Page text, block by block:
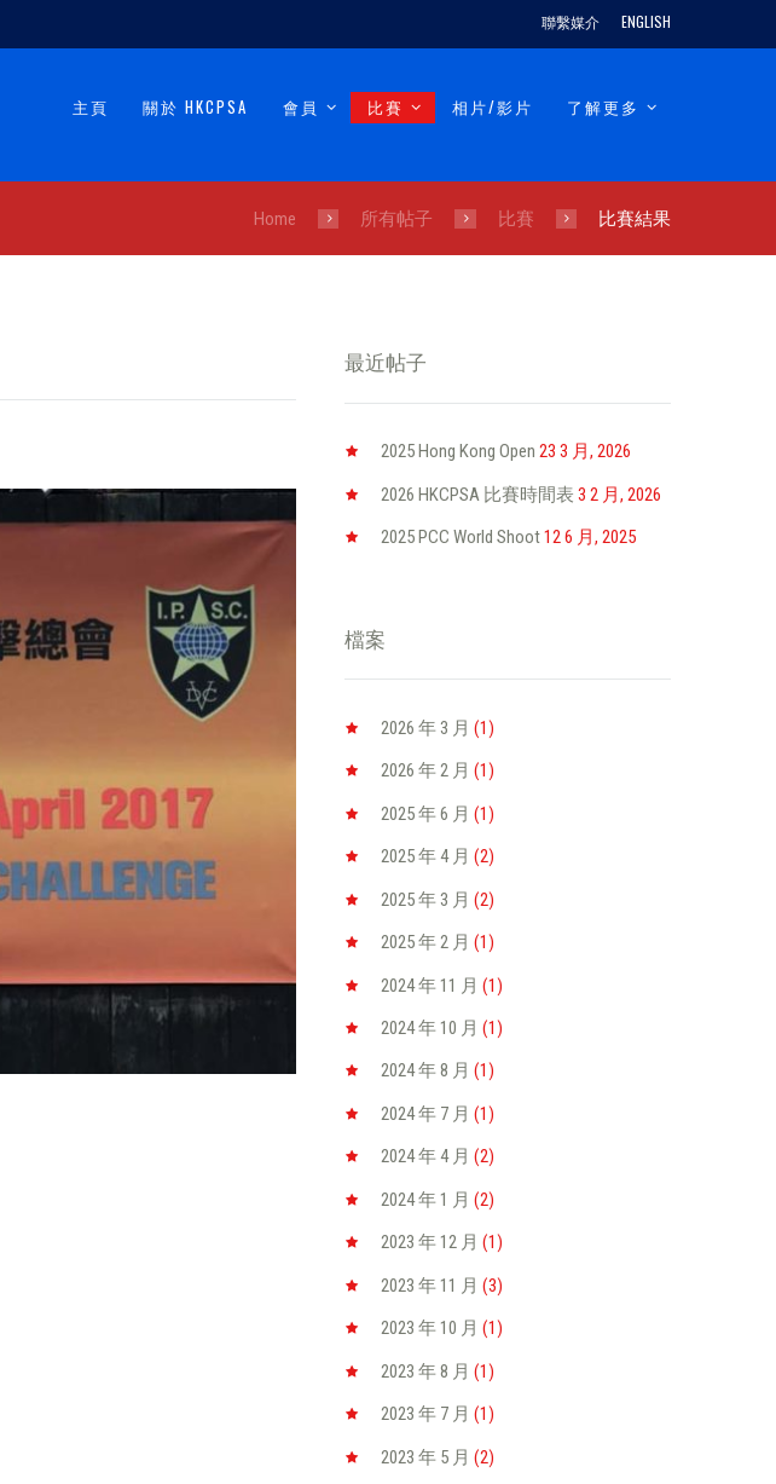
聯繫媒介 ENGLISH
主頁 關於 HKCPSA 會員 比賽 相片/影片 了解更多
Home 所有帖子 比賽 比賽結果
最近帖子
2025 Hong Kong Open 23 3 月, 2026
2026 HKCPSA 比賽時間表 3 2 月, 2026
2025 PCC World Shoot12 6 月, 2025
檔案
2026 年 3 月 (1)
2026 年 2 月 (1)
2025 年 6 月 (1)
2025 年 4 月 (2)
2025 年 3 月 (2)
2025 年 2 月 (1)
2024 年 11 月 (1)
2024 年 10 月 (1)
2024 年 8 月 (1)
2024 年 7 月 (1)
2024 年 4 月 (2)
2024 年 1 月 (2)
2023 年 12 月 (1)
2023 年 11 月 (3)
2023 年 10 月 (1)
2023 年 8 月 (1)
2023 年 7 月 (1)
2023 年 5 月 (2)